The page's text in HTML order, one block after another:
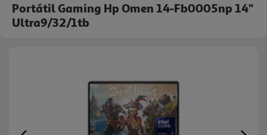
Portátil Gaming Hp Omen 14-Fb0005np 14"
Ultra9/32/1tb